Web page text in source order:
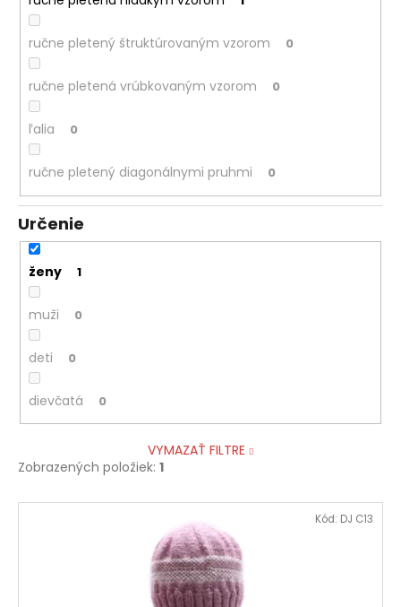
ručne pletený štruktúrovaným vzorom 0
ručne pletená vrúbkovaným vzorom 0
ľalia 0
ručne pletený diagonálnymi pruhmi 0
Určenie
ženy 1
muži 0
deti 0
dievčatá 0
VYMAZAŤ FILTRE
Zobrazených položiek: 1
V Kód: DJ C13